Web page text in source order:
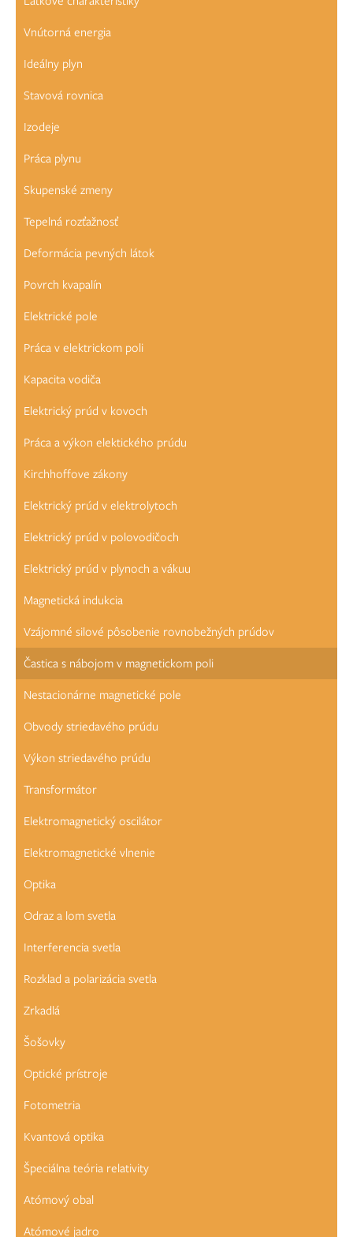
Vnútorná energia
Ideálny plyn
Stavová rovnica
Izodeje
Práca plynu
Skupenské zmeny
Tepelná rozťažnosť
Deformácia pevných látok
Povrch kvapalín
Elektrické pole
Práca v elektrickom poli
Kapacita vodiča
Elektrický prúd v kovoch
Práca a výkon elektického prúdu
Kirchhoffove zákony
Elektrický prúd v elektrolytoch
Elektrický prúd v polovodičoch
Elektrický prúd v plynoch a vákuu
Magnetická indukcia
Vzájomné silové pôsobenie rovnobežných prúdov
Častica s nábojom v magnetickom poli
Nestacionárne magnetické pole
Obvody striedavého prúdu
Výkon striedavého prúdu
Transformátor
Elektromagnetický oscilátor
Elektromagnetické vlnenie
Optika
Odraz a lom svetla
Interferencia svetla
Rozklad a polarizácia svetla
Zrkadlá
Šošovky
Optické prístroje
Fotometria
Kvantová optika
Špeciálna teória relativity
Atómový obal
Atómové jadro